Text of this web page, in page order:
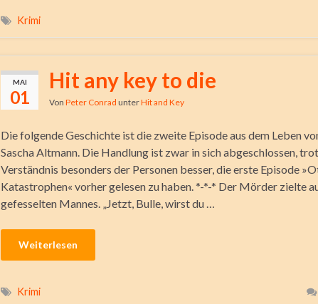
Krimi
MAI
01
Hit any key to die
Von Peter Conrad unterHit and Key
Die folgende Geschichte ist die zweite Episode aus dem Leben
Sascha Altmann. Die Handlung ist zwar in sich abgeschlossen,
Verständnis besonders der Personen besser, die erste Episode
Katastrophen« vorher gelesen zu haben. *-*-* Der Mörder zielte
gefesselten Mannes. „Jetzt, Bulle, wirst du …
Weiterlesen
Krimi